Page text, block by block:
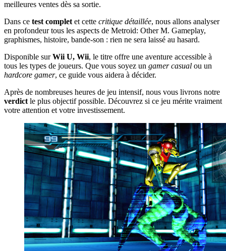
meilleures ventes dès sa sortie.
Dans ce test complet et cette critique détaillée, nous allons analyser
en profondeur tous les aspects de Metroid: Other M. Gameplay,
graphismes, histoire, bande-son : rien ne sera laissé au hasard.
Disponible surWii U, Wii, le titre offre une aventure accessible à
tous les types de joueurs. Que vous soyez un gamer casual ou un
hardcore gamer, ce guide vous aidera à décider.
Après de nombreuses heures de jeu intensif, nous vous livrons notre
verdict le plus objectif possible. Découvrez si ce jeu mérite vraiment
votre attention et votre investissement.